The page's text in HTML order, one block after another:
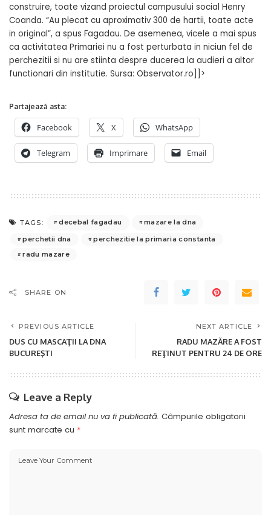
construire, toate vizand proiectul campusului social Henry
Coanda. “Au plecat cu aproximativ 300 de hartii, toate acte
in original”, a spus Fagadau. De asemenea, vicele a mai spus
ca activitatea Primariei nu a fost perturbata in niciun fel de
perchezitii si nu are stiinta despre ducerea la audieri a altor
functionari din institutie. Sursa: Observator.ro]]>
Partajează asta:
Facebook X WhatsApp
Telegram Imprimare Email
TAGS: decebal fagadau
mazare la dna
perchetii dna
perchezitie la primaria constanta
radu mazare
SHARE ON
PREVIOUS ARTICLE
DUS CU MASCAŢII LA DNA
BUCUREŞTI
NEXT ARTICLE
RADU MAZĂRE A FOST
REŢINUT PENTRU 24 DE ORE
Leave a Reply
Adresa ta de email nu va fi publicată. Câmpurile obligatorii
sunt marcate cu *